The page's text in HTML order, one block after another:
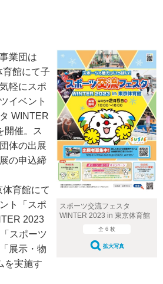
スポーツ交流フェスタ
WINTER 2023 in 東京体育館
全 6 枚
拡大写真
業団は
育館にて子
軽にスポ
イベント
WINTER
開催。ス
体の出展
の申込締
育館にて
ト「スポ
2023
スポーツ
展示・物
を実施す